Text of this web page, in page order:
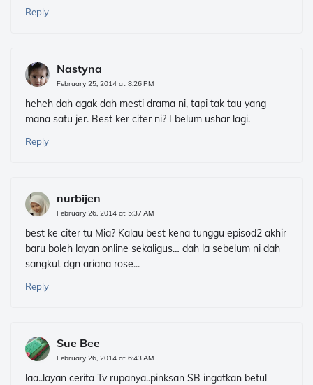
Reply
Nastyna
February 25, 2014 at 8:26 PM
heheh dah agak dah mesti drama ni, tapi tak tau yang
mana satu jer. Best ker citer ni? I belum ushar lagi.
Reply
nurbijen
February 26, 2014 at 5:37 AM
best ke citer tu Mia? Kalau best kena tunggu episod2 akhir
baru boleh layan online sekaligus… dah la sebelum ni dah
sangkut dgn ariana rose...
Reply
Sue Bee
February 26, 2014 at 6:43 AM
laa..layan cerita Tv rupanya..pinksan SB ingatkan betul